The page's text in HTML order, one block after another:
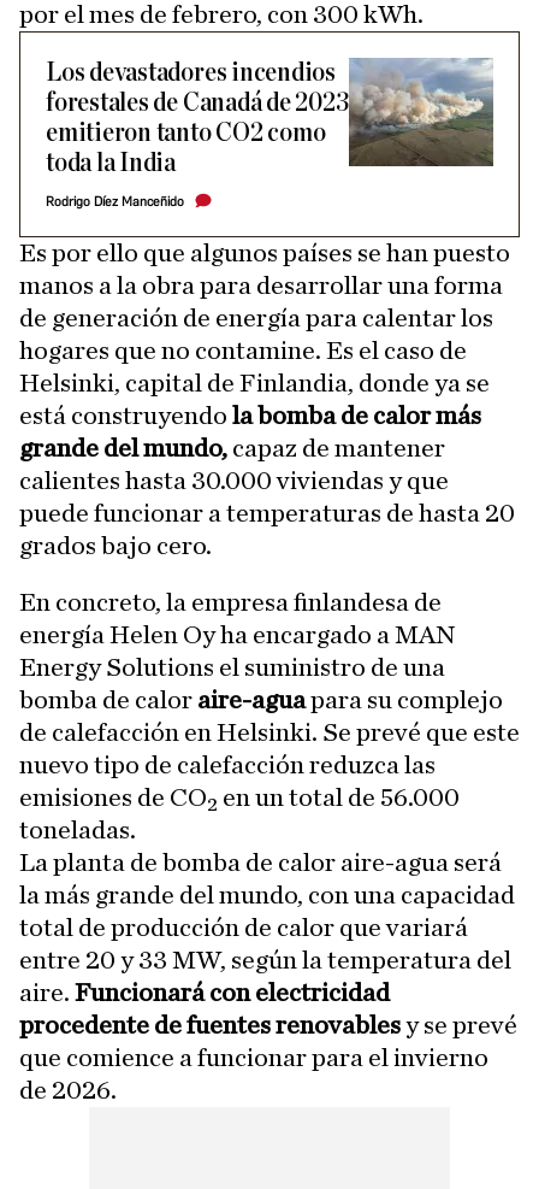
por el mes de febrero, con 300 kWh.
Los devastadores incendios
forestales de Canadá de 2023
emitieron tanto CO2 como
toda la India
Rodrigo Díez Manceñido
Es por ello que algunos países se han puesto
manos a la obra para desarrollar una forma
de generación de energía para calentar los
hogares que no contamine. Es el caso de
Helsinki, capital de Finlandia, donde ya se
está construyendo la bomba de calor más
grande del mundo, capaz de mantener
calientes hasta 30.000 viviendas y que
puede funcionar a temperaturas de hasta 20
grados bajo cero.
En concreto, la empresa finlandesa de
energía Helen Oy ha encargado a MAN
Energy Solutions el suministro de una
bomba de calor aire-aguapara su complejo
de calefacción en Helsinki. Se prevé que este
nuevo tipo de calefacción reduzca las
emisiones de CO₂ en un total de 56.000
toneladas.
La planta de bomba de calor aire-agua será
la más grande del mundo, con una capacidad
total de producción de calor que variará
entre 20 y 33 MW, según la temperatura del
aire. Funcionará con electricidad
procedente de fuentes renovablesy se prevé
que comience a funcionar para el invierno
de 2026.